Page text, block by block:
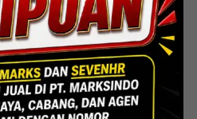
Jatimurni, Bekasi